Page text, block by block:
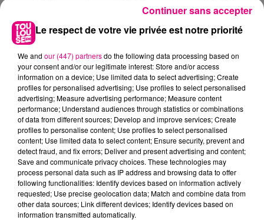
Cancer Lion Vierge
Balance Scorpion Sagittaire
Le respect de votre vie privée est notre priorité
We and our (447) partnersdo the following data processing based on
your consent and/or our legitimate interest: Store and/or access
information on a device; Use limited data to select advertising; Create
profiles for personalised advertising; Use profiles to select personalised
advertising; Measure advertising performance; Measure content
performance; Understand audiences through statistics or combinations
of data from different sources; Develop and improve services; Create
profiles to personalise content; Use profiles to select personalised
content; Use limited data to select content; Ensure security, prevent and
detect fraud, and fix errors; Deliver and present advertising and content;
Save and communicate privacy choices. These technologies may
process personal data such as IP address and browsing data to offer
following functionalities: Identify devices based on information actively
requested; Use precise geolocation data; Match and combine data from
other data sources; Link different devices; Identify devices based on
information transmitted automatically.
Continuer sans accepter